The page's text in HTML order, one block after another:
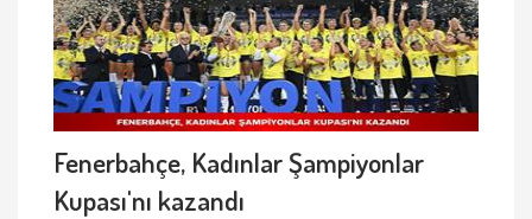
Fenerbahçe, Kadınlar Şampiyonlar
Kupası'nı kazandı